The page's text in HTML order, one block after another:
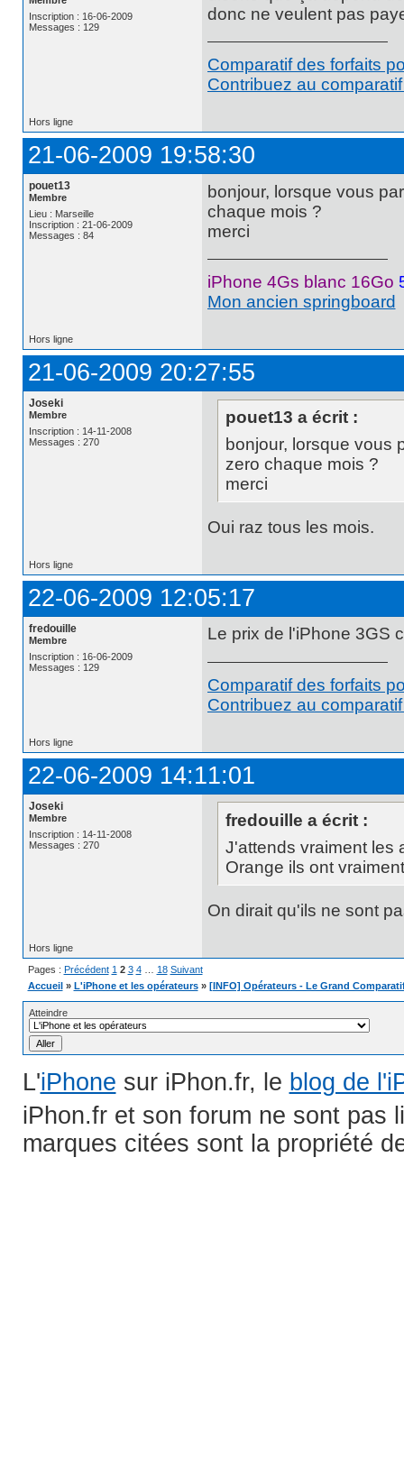
Inscription : 16-06-2009
Messages : 129
donc ne veulent pas
Comparatif des forfaits
Contribuez au
Hors ligne
21-06-2009 19:58:30
pouet13
Membre
Lieu : Marseille
Inscription : 21-06-2009
Messages : 84
bonjour, lorsque vous
chaque mois ?
merci
iPhone 4Gs blanc 16Go
Mon ancien springboard
Hors ligne
21-06-2009 20:27:55
Joseki
Membre
Inscription : 14-11-2008
Messages : 270
pouet13 a écrit :
bonjour, lorsque vous
zero chaque mois ?
merci
Oui raz tous les mois.
Hors ligne
22-06-2009 12:05:17
fredouille
Membre
Inscription : 16-06-2009
Messages : 129
Le prix de l'iPhone 3GS
Comparatif des forfaits
Contribuez au
Hors ligne
22-06-2009 14:11:01
Joseki
Membre
Inscription : 14-11-2008
Messages : 270
fredouille a écrit :
J'attends vraiment les
Orange ils ont
On dirait qu'ils ne sont
Hors ligne
Pages : Précédent 1 2 3 4 18 Suivant
Accueil » L'iPhone et les opérateurs » [INFO] Opérateurs - Le Grand
Atteindre
L'iPhone sur iPhon.fr, le blog de
iPhon.fr et son forum ne sont pas
marques citées sont la propriété